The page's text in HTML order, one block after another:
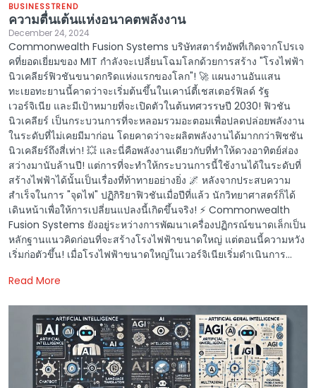
BUSINESSTREND
ความตื่นเต้นแห่งอนาคตพลังงาน
December 24, 2024
Commonwealth Fusion Systems บริษัทสตาร์ทอัพที่เกิดจากโปรเจ
คที่ยอดเยี่ยมของ MIT กำลังจะเปลี่ยนโฉมโลกด้วยการสร้าง "โรงไฟฟ้า
นิวเคลียร์ฟิวชันขนาดกริดแห่งแรกของโลก"! 🚀 แผนงานอันแสน
ทะเยอทะยานนี้คาดว่าจะเริ่มต้นขึ้นในเคาน์ตี้เชสเตอร์ฟิลด์ รัฐ
เวอร์จิเนีย และมีเป้าหมายที่จะเปิดตัวในต้นทศวรรษปี 2030! ฟิวชัน
นิวเคลียร์ เป็นกระบวนการที่จะหลอมรวมอะตอมเพื่อปลดปล่อยพลังงาน
ในระดับที่ไม่เคยมีมาก่อน โดยคาดว่าจะผลิตพลังงานได้มากกว่าฟิชชัน
นิวเคลียร์ถึงสี่เท่า! 💥 และนี่คือพลังงานเดียวกับที่ทำให้ดวงอาทิตย์ส่อง
สว่างมานับล้านปี! แต่การที่จะทำให้กระบวนการนี้ใช้งานได้ในระดับที่
สร้างไฟฟ้าได้นั้นเป็นเรื่องที่ท้าทายอย่างยิ่ง 🌌 หลังจากประสบความ
สำเร็จในการ "จุดไฟ" ปฏิกิริยาฟิวชันเมื่อปีที่แล้ว นักวิทยาศาสตร์ก็ได้
เดินหน้าเพื่อให้การเปลี่ยนแปลงนี้เกิดขึ้นจริง! ⚡️ Commonwealth
Fusion Systems ยังอยู่ระหว่างการพัฒนาเครื่องปฏิกรณ์ขนาดเล็กเป็น
หลักฐานแนวคิดก่อนที่จะสร้างโรงไฟฟ้าขนาดใหญ่ แต่ตอนนี้ความหวัง
เริ่มก่อตัวขึ้น! เมื่อโรงไฟฟ้าขนาดใหญ่ในเวอร์จิเนียเริ่มดำเนินการ...
Read More